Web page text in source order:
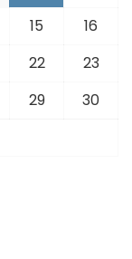
15
16
22
23
29
30